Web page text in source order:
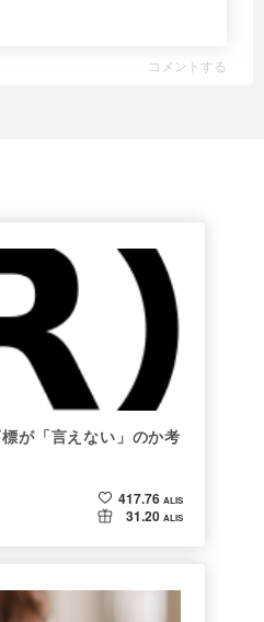
コメントする
が「言えない」のか考
417.76 ALIS
31.20 ALIS